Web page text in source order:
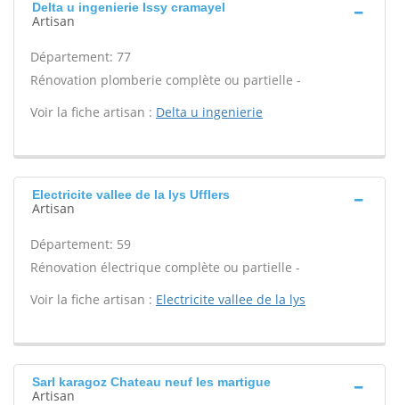
Delta u ingenierie Issy cramayel
Artisan
Département: 77
Rénovation plomberie complète ou partielle -
Voir la fiche artisan : Delta u ingenierie
Electricite vallee de la lys Ufflers
Artisan
Département: 59
Rénovation électrique complète ou partielle -
Voir la fiche artisan : Electricite vallee de la lys
Sarl karagoz Chateau neuf les martigue
Artisan